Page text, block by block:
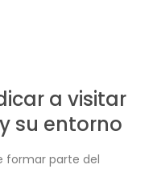
a visitar
su entorno
formar parte del